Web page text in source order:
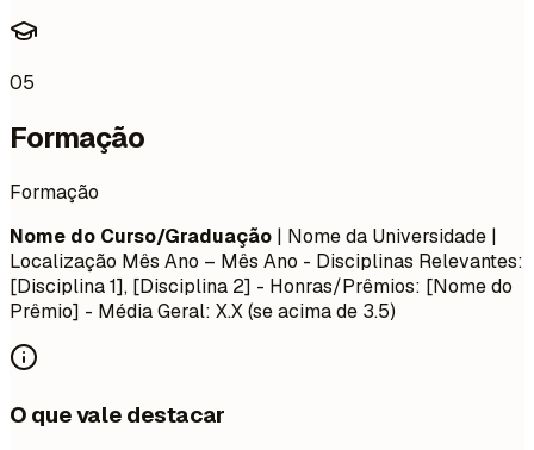
05
Formação
Formação
Nome do Curso/Graduação | Nome da Universidade |
Localização Mês Ano – Mês Ano - Disciplinas Relevantes:
[Disciplina 1], [Disciplina 2] - Honras/Prêmios: [Nome do
Prêmio] - Média Geral: X.X (se acima de 3.5)
O que vale destacar